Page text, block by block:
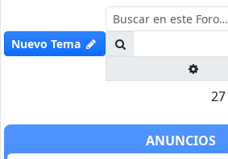
Nuevo Tema
ANUNCIOS